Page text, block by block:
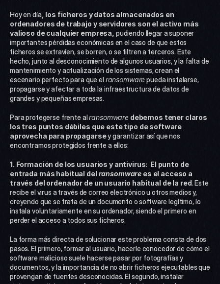
Hoy en día, los ficheros y datos almacenados en
ordenadores de trabajo y servidores son el activo más
valioso de cualquier empresa, pudiendo llegar a suponer
importantes pérdidas económicas en el caso de que estos
ficheros se extravíen, se borren, o se filtren a terceros. Este
hecho, junto al desconocimiento de algunos usuarios, y la falta de
mantenimiento y actualización de los sistemas, crean el
escenario perfecto para que el ransomware pueda instalarse,
propagarse y afectar a toda la infraestructura de datos de
grandes y pequeñas empresas.
Para protegerse frente al ransomware debemos tener claros
los tres puntos débiles que este tipo de software
aprovecha para propagarse y garantizar así que nos
encontramos protegidos frente a ellos:
1. Formación de los usuarios y antivirus: El punto de
entrada más habitual del ransomware es el acceso a
través del ordenador de un usuario habitual de la red. Este
recibe el virus a través de correo electrónico u otros medios y,
creyendo que se trata de un documento o software legítimo, lo
instala voluntariamente en su ordenador, siendo el primero en
perder el acceso a todos sus ficheros.
La forma más directa de solucionar este problema consta de dos
pasos. El primero, formar al usuario, hacerle conocedor de cómo el
software malicioso suele hacerse pasar por fotografías y
documentos, y la importancia de no abrir ficheros ejecutables que
provengan de fuentes desconocidas. El segundo, instalar